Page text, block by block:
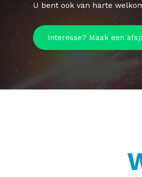
U bent ook van harte
Interesse? Maak een